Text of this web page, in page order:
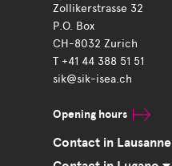
Zollikerstrasse 32
P.O. Box
CH-8032 Zurich
T +41 44 388 51 51
sik@sik-isea.ch
Opening hours
Contact in Lausanne